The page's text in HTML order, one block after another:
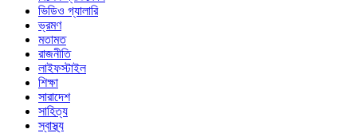
ভিডিও গ্যালারি
ভ্রমণ
মতামত
রাজনীতি
লাইফস্টাইল
শিক্ষা
সারাদেশ
সাহিত্য
স্বাস্থ্য